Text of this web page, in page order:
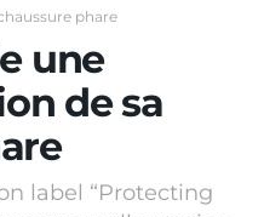
phare
une
de sa
label “Protecting